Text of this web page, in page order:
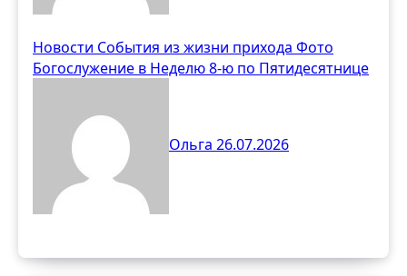
Новости События из жизни прихода Фото
Богослужение в Неделю 8-ю по Пятидесятнице
Ольга 26.07.2026